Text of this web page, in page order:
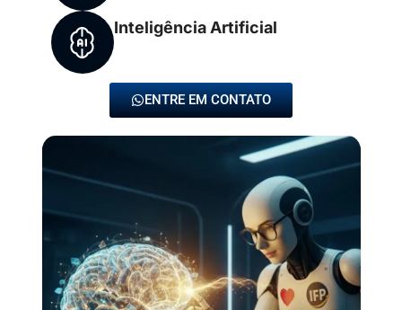
Inteligência Artificial
ENTRE EM CONTATO